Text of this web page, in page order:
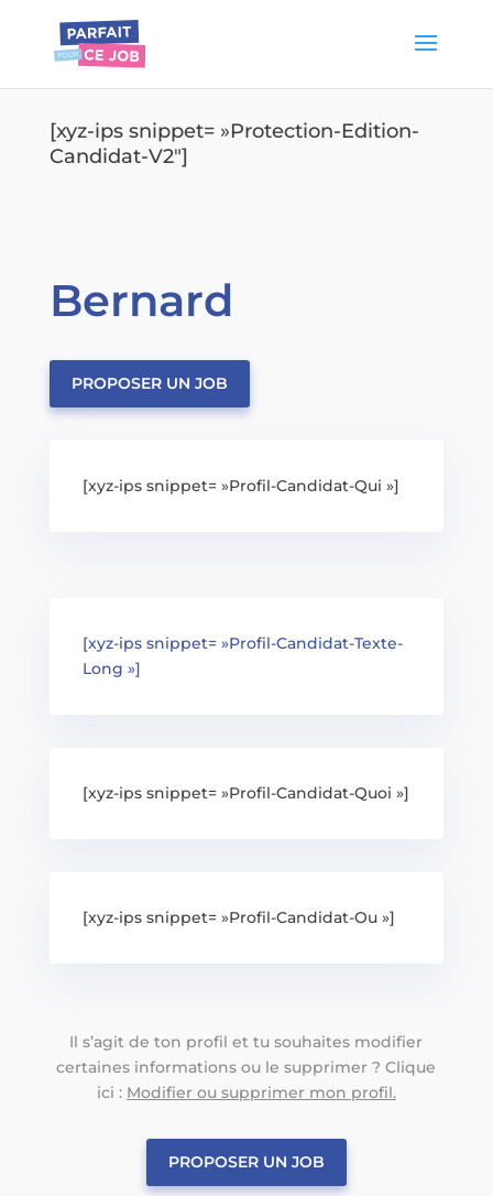
[xyz-ips snippet= »Protection-Edition-
Candidat-V2″]
Bernard
PROPOSER UN JOB
[xyz-ips snippet= »Profil-Candidat-Qui »]
[xyz-ips snippet= »Profil-Candidat-Texte-
Long »]
[xyz-ips snippet= »Profil-Candidat-Quoi »]
[xyz-ips snippet= »Profil-Candidat-Ou »]
Il s’agit de ton profil et tu souhaites modifier
certaines informations ou le supprimer ? Clique
ici : Modifier ou supprimer mon profil.
PROPOSER UN JOB